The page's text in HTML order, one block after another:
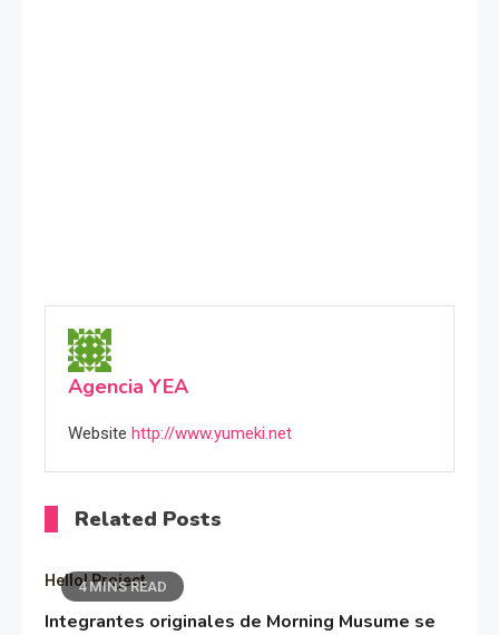
Agencia YEA
Website http://www.yumeki.net
Related Posts
4 MINS READ
Hello! Project
Integrantes originales de Morning Musume se